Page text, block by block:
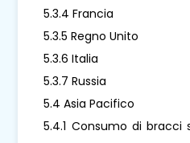
5.3.4 Francia
5.3.5 Regno Unito
5.3.6 Italia
5.3.7 Russia
5.4 Asia Pacifico
5.4.1 Consumo di bracci